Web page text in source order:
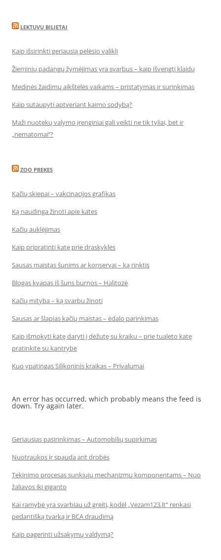
LEKTUVU BILIETAI
Kaip išsirinkti geriausią pelėsio valiklį
Žieminių padangų žymėjimas yra svarbus – kaip išvengti klaidų
Medinės žaidimų aikštelės vaikams – pristatymas ir surinkimas
Kaip sutaupyti aptveriant kaimo sodybą?
Maži nuotekų valymo įrenginiai gali veikti ne tik tyliai, bet ir
„nematomai‘‘?
ZOO PREKES
Kačių skiepai – vakcinacijos grafikas
Ką naudinga žinoti apie kates
Kačių auklėjimas
Kaip pripratinti katę prie draskyklės
Sausas maistas šunims ar konservai – ką rinktis
Blogas kvapas iš šuns burnos – Halitozė
Kačių mityba – ką svarbu žinoti
Sausas ar šlapias kačių maistas – ėdalo parinkimas
Kaip išmokyti katę daryti į dėžutę su kraiku – prie tualeto katę
pratinkite su kantrybe
Kuo ypatingas Silikoninis kraikas – Privalumai
An error has occurred, which probably means the feed is
down. Try again later.
Geriausias pasirinkimas – Automobilių supirkimas
Nuotraukos ir spauda ant drobės
Tekinimo procesas sunkiųjų mechanizmų komponentams – Nuo
žaliavos iki giganto
Kai ramybė yra svarbiau už greitį, kodėl „Vezam123.lt“ renkasi
pedantišką tvarką ir BCA draudimą
Kaip pagerinti užsakymų valdymą?